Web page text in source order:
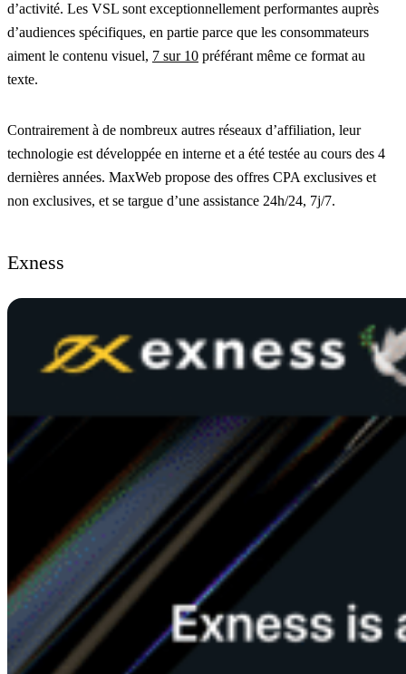
d’activité. Les VSL sont exceptionnellement performantes auprès
d’audiences spécifiques, en partie parce que les consommateurs
aiment le contenu visuel, 7 sur 10 préférant même ce format au
texte.
Contrairement à de nombreux autres réseaux d’affiliation, leur
technologie est développée en interne et a été testée au cours des 4
dernières années. MaxWeb propose des offres CPA exclusives et
non exclusives, et se targue d’une assistance 24h/24, 7j/7.
Exness